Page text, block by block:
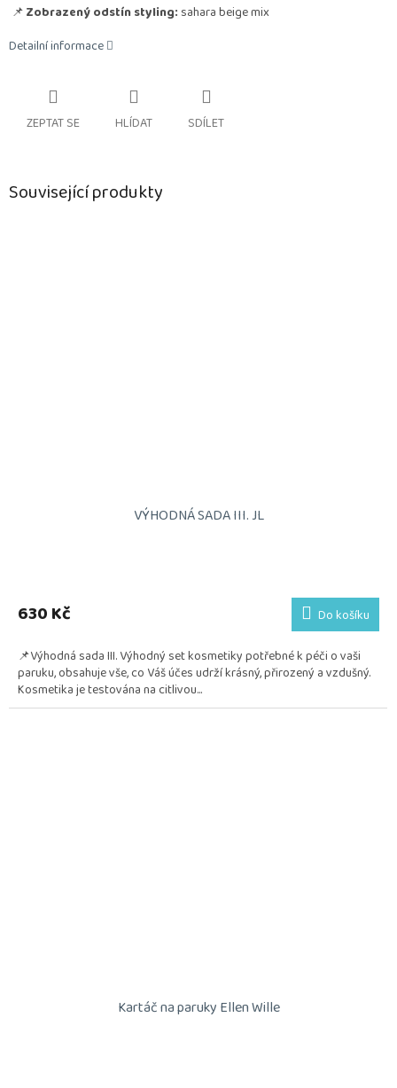
📌Zobrazený odstín styling: sahara beige mix
Detailní informace
ZEPTAT SE HLÍDAT SDÍLET
Související produkty
VÝHODNÁ SADA III. JL
produktu
je
z
5
hvězdiček.
630 Kč Do košíku
📌Výhodná sada III. Výhodný set kosmetiky potřebné k péči o vaši
paruku, obsahuje vše, co Váš účes udrží krásný, přirozený a vzdušný.
Kosmetika je testována na citlivou...
Kartáč na paruky Ellen Wille